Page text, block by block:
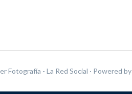
Fotografía - La Red Social · Powered by